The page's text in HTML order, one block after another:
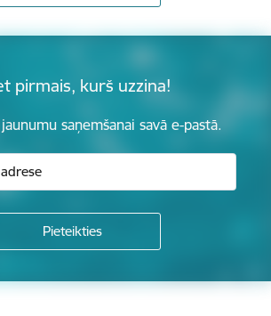
pirmais, kurš uzzina!
saņemšanai savā e-pastā.